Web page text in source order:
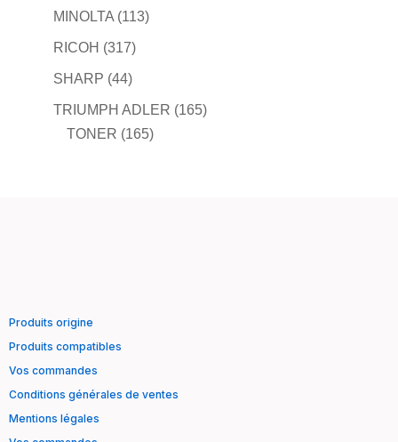
MINOLTA (113)
RICOH (317)
SHARP (44)
TRIUMPH ADLER (165)
TONER (165)
Produits origine
Produits compatibles
Vos commandes
Conditions générales de ventes
Mentions légales